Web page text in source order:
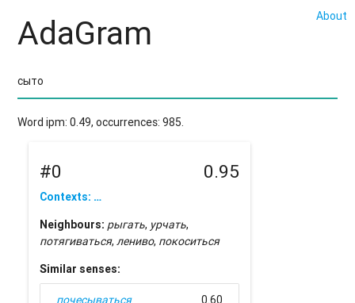
About
AdaGram
Word ipm: 0.49, occurrences: 985.
#0 0.95
Contexts: …
Neighbours: рыгать, урчать,
потягиваться,лениво, покоситься
Similar senses: